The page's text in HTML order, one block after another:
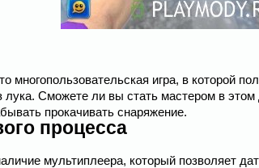
многопользовательская игра, в которой
лука. Сможете ли вы стать мастером в
прокачивать снаряжение.
процесса
мультиплеера, который позволяет